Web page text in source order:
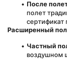
После
полет
сертификат
Расширенный
Частный
воздушном